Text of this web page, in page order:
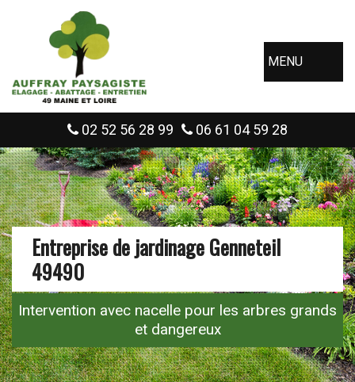
MENU
02 52 56 28 99 06 61 04 59 28
Entreprise de jardinage Genneteil
49490
Intervention avec nacelle pour les arbres grands
et dangereux